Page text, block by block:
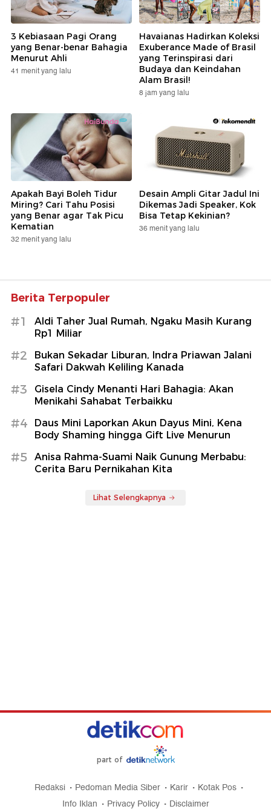
3 Kebiasaan Pagi Orang
yang Benar-benar Bahagia
Menurut Ahli
41 menit yang lalu
Havaianas Hadirkan Koleksi
Exuberance Made of Brasil
yang Terinspirasi dari
Budaya dan Keindahan
Alam Brasil!
8 jam yang lalu
Apakah Bayi Boleh Tidur
Miring? Cari Tahu Posisi
yang Benar agar Tak Picu
Kematian
32 menit yang lalu
Desain Ampli Gitar Jadul Ini
Dikemas Jadi Speaker, Kok
Bisa Tetap Kekinian?
36 menit yang lalu
Berita Terpopuler
#1
Aldi Taher Jual Rumah, Ngaku Masih Kurang
Rp1 Miliar
#2
Bukan Sekadar Liburan, Indra Priawan Jalani
Safari Dakwah Keliling Kanada
#3
Gisela Cindy Menanti Hari Bahagia: Akan
Menikahi Sahabat Terbaikku
#4
Daus Mini Laporkan Akun Dayus Mini, Kena
Body Shaming hingga Gift Live Menurun
#5
Anisa Rahma-Suami Naik Gunung Merbabu:
Cerita Baru Pernikahan Kita
Lihat Selengkapnya
part of
Redaksi Pedoman Media Siber Karir
Kotak Pos
Info Iklan
Privacy Policy Disclaimer